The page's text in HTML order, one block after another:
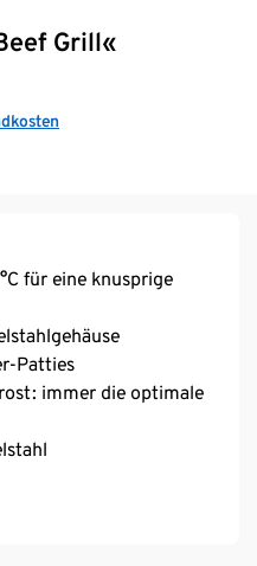
Grill«
für eine knusprige
Patties
immer die optimale
Keramikbrenner